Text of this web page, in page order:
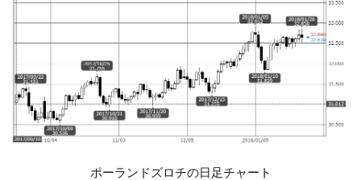
ポーランドズロチの日足チャート